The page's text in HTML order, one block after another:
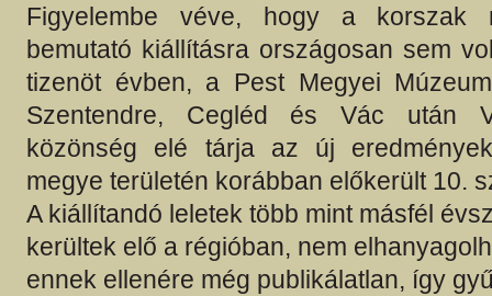
Figyelembe véve, hogy a korszak
bemutató kiállításra országosan sem
tizenöt évben, a Pest Megyei
Szentendre, Cegléd és Vác után
közönség elé tárja az új
megye területén korábban előkerült 10.
A kiállítandó leletek több mint másfél
kerültek elő a régióban, nem
ennek ellenére még publikálatlan, így